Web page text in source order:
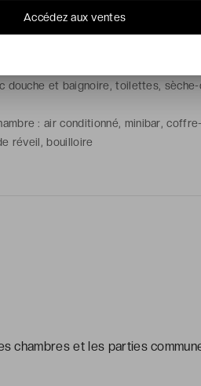
douche et baignoire, toilettes,
: air conditionné, minibar,
réveil, bouilloire
chambres et les parties
Accédez aux ventes